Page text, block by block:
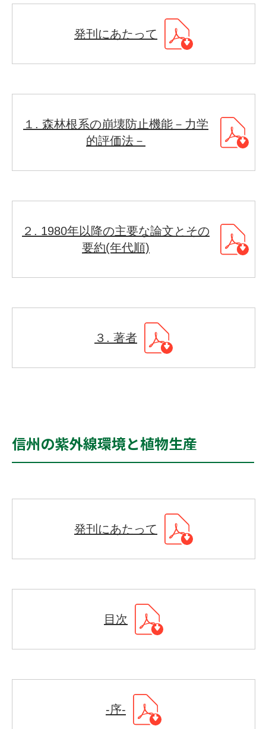
発刊にあたって
１. 森林根系の崩壊防止機能－力学
的評価法－
２. 1980年以降の主要な論文とその
要約(年代順)
３. 著者
信州の紫外線環境と植物生産
発刊にあたって
目次
-序-